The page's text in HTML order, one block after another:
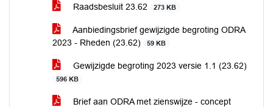
Raadsbesluit 23.62 273 KB
Aanbiedingsbrief gewijzigde begroting ODRA
2023 - Rheden (23.62)
59 KB
Gewijzigde begroting 2023 versie 1.1 (23.62)
596 KB
Brief aan ODRA met zienswijze - concept